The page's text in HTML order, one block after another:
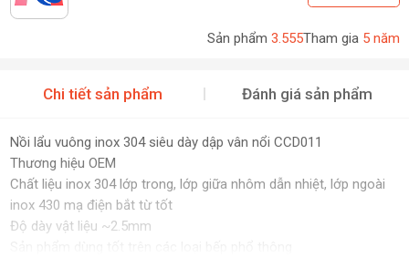
Sản phẩm 3.555Tham gia 5 năm
Chi tiết sản phẩm Đánh giá sản phẩm
Nồi lẩu vuông inox 304 siêu dày dập vân nổi CCD011
Thương hiệu OEM
Chất liệu inox 304 lớp trong, lớp giữa nhôm dẫn nhiệt, lớp ngoài
inox 430 mạ điện bắt từ tốt
Độ dày vật liệu ~2.5mm